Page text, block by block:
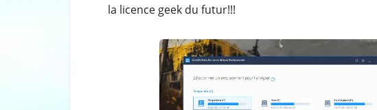
la licence geek du futur!!!